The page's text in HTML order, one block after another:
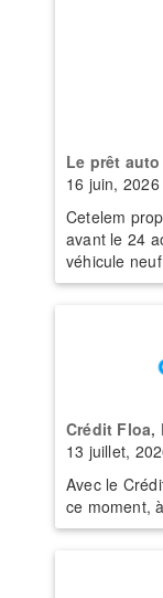
Le prêt
16 juin, 2026
Cetelem
avant le 24
véhicule
Crédit Floa,
13 juillet,
Avec le
ce moment,